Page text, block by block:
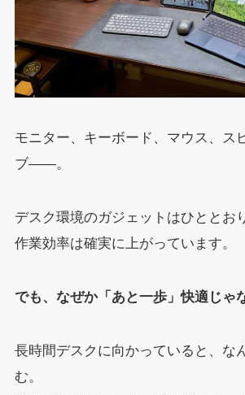
モニター、キーボード、マウス、ス
ブ——。
デスク環境のガジェットはひととお
作業効率は確実に上がっています。
でも、なぜか「あと一歩」快適じゃ
長時間デスクに向かっていると、な
む。